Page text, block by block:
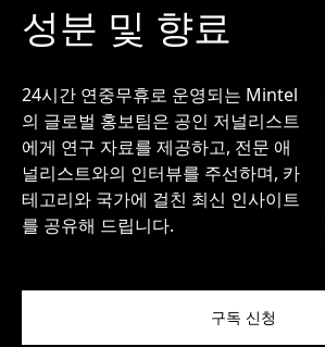
성분 및 향료
24시간 연중무휴로 운영되는 Mintel
의 글로벌 홍보팀은 공인 저널리스트
에게 연구 자료를 제공하고, 전문 애
널리스트와의 인터뷰를 주선하며, 카
테고리와 국가에 걸친 최신 인사이트
를 공유해 드립니다.
구독 신청